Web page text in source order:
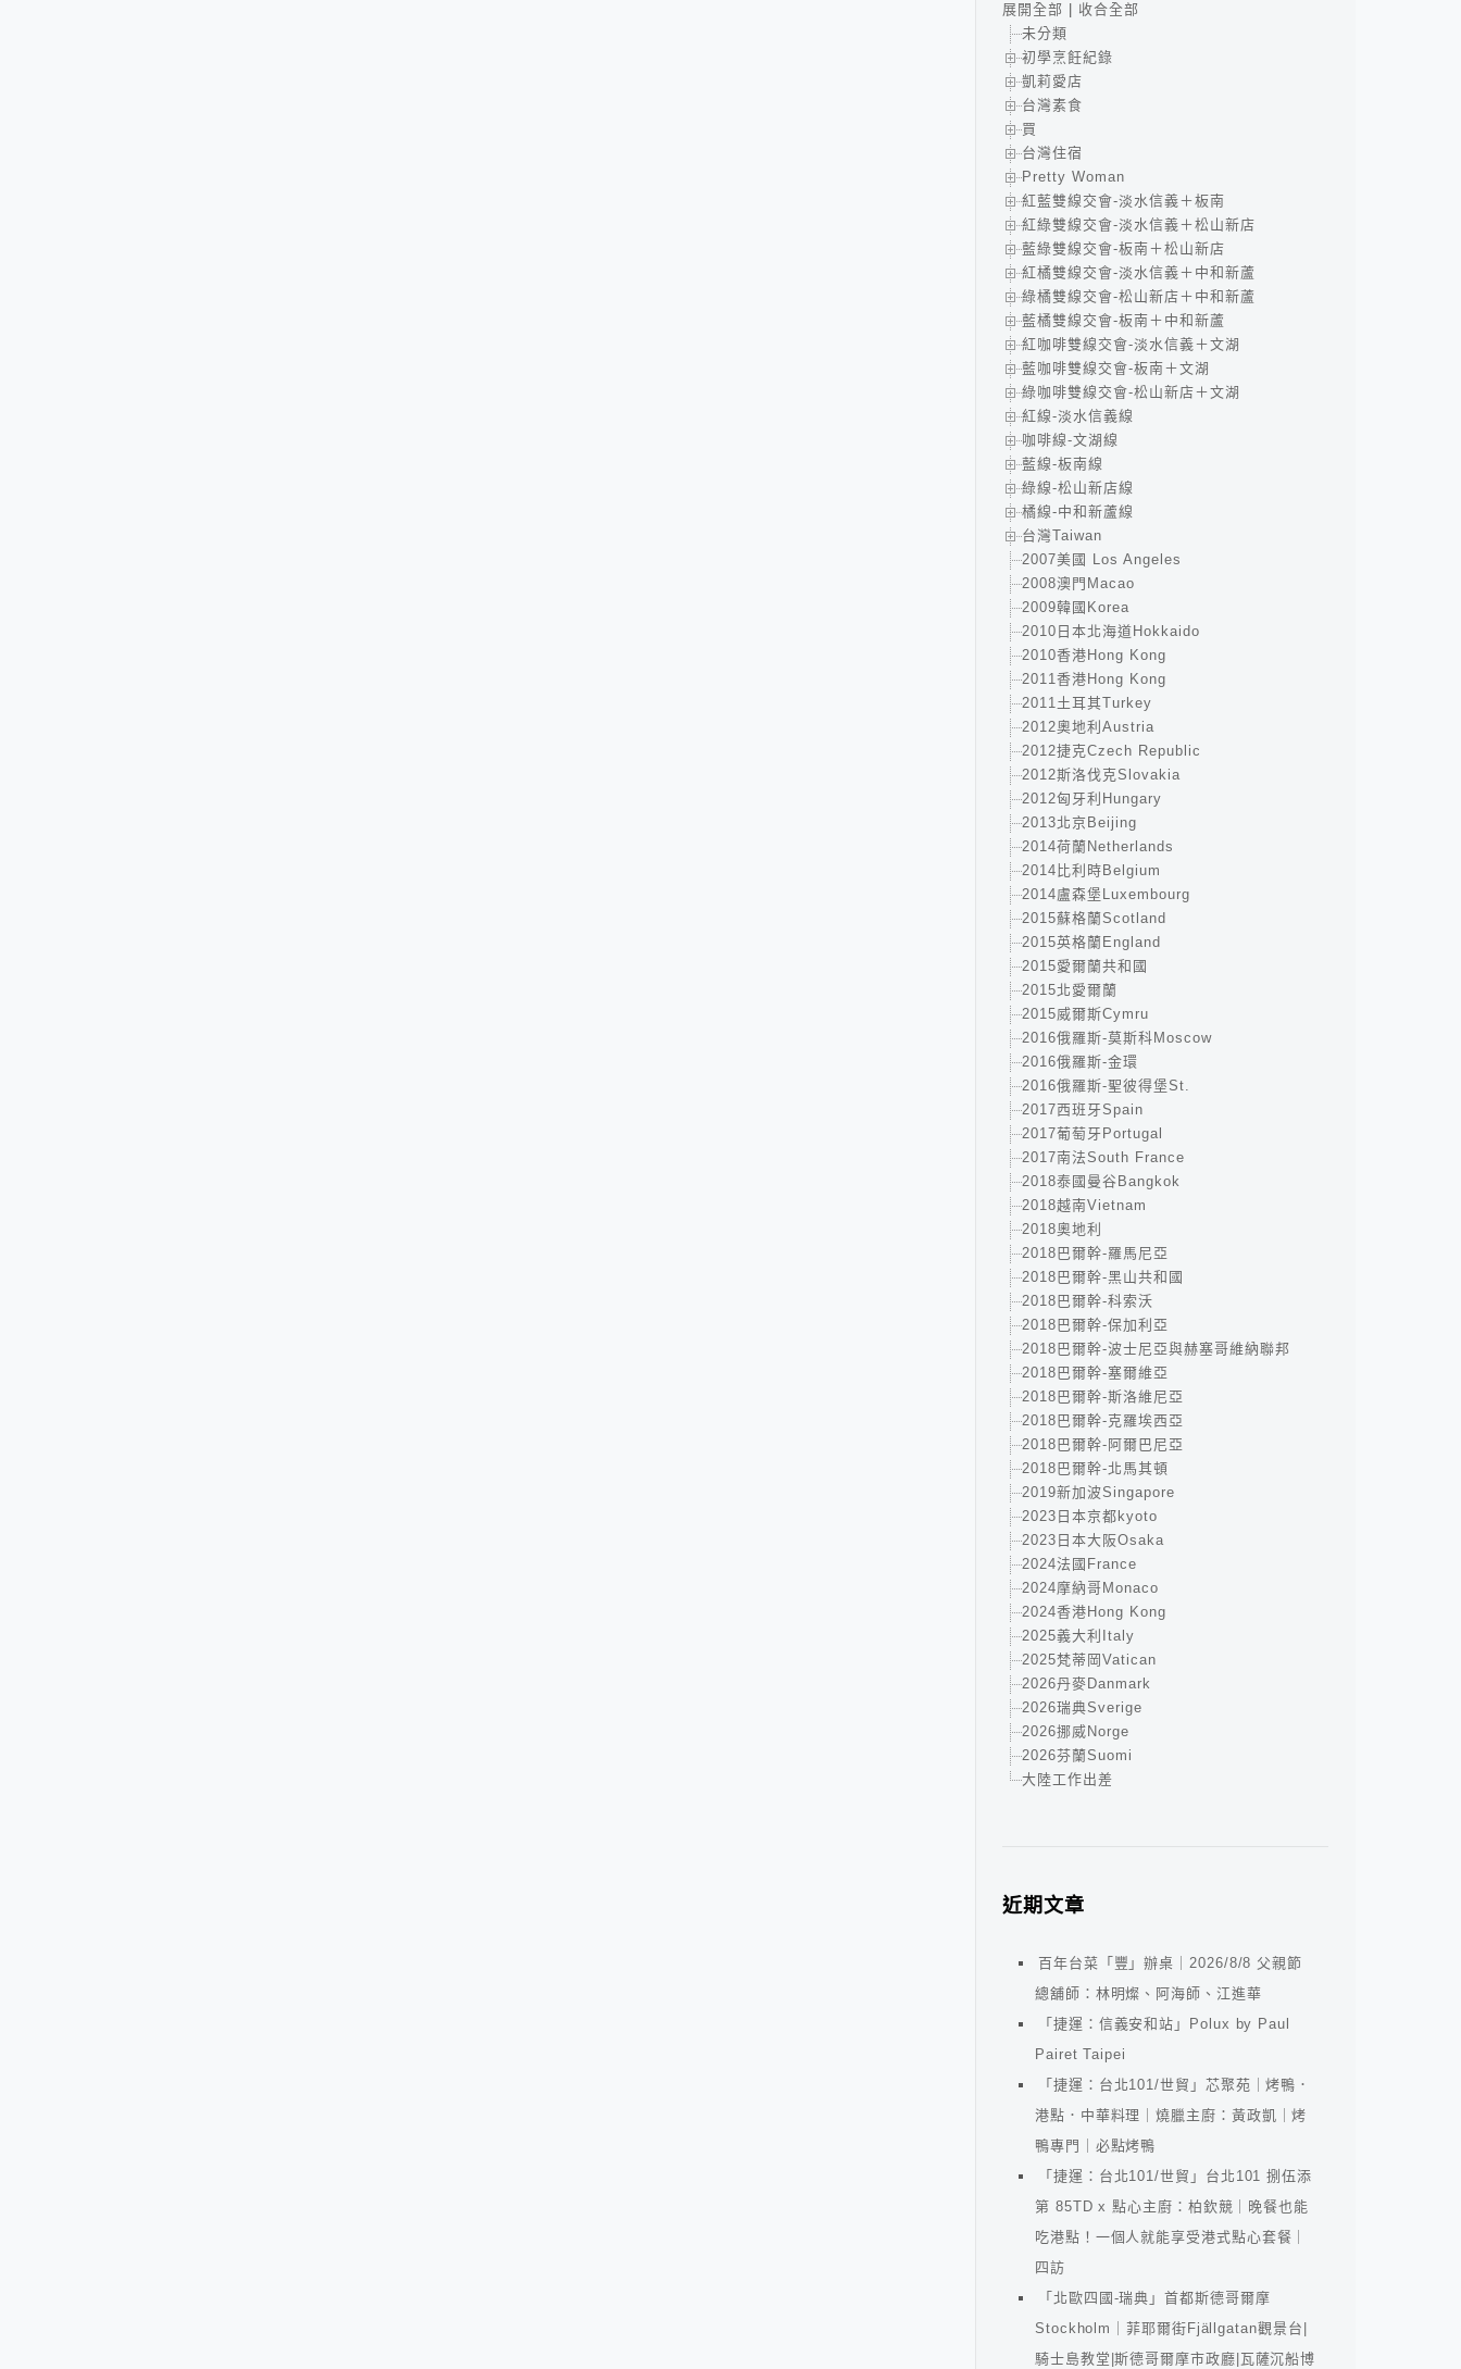
展開全部
收合全部
未分類
初學烹飪紀錄
凱莉愛店
台灣素食
買
台灣住宿
Pretty Woman
紅藍雙線交會-淡水信義＋板南
紅綠雙線交會-淡水信義＋松山新店
藍綠雙線交會-板南＋松山新店
紅橘雙線交會-淡水信義＋中和新蘆
綠橘雙線交會-松山新店＋中和新蘆
藍橘雙線交會-板南＋中和新蘆
紅咖啡雙線交會-淡水信義＋文湖
藍咖啡雙線交會-板南＋文湖
綠咖啡雙線交會-松山新店＋文湖
紅線-淡水信義線
咖啡線-文湖線
藍線-板南線
綠線-松山新店線
橘線-中和新蘆線
台灣Taiwan
2007美國 Los Angeles
2008澳門Macao
2009韓國Korea
2010日本北海道Hokkaido
2010香港Hong Kong
2011香港Hong Kong
2011土耳其Turkey
2012奧地利Austria
2012捷克Czech Republic
2012斯洛伐克Slovakia
2012匈牙利Hungary
2013北京Beijing
2014荷蘭Netherlands
2014比利時Belgium
2014盧森堡Luxembourg
2015蘇格蘭Scotland
2015英格蘭England
2015愛爾蘭共和國
2015北愛爾蘭
2015威爾斯Cymru
2016俄羅斯-莫斯科Moscow
2016俄羅斯-金環
2016俄羅斯-聖彼得堡St.
2017西班牙Spain
2017葡萄牙Portugal
2017南法South France
2018泰國曼谷Bangkok
2018越南Vietnam
2018奧地利
2018巴爾幹-羅馬尼亞
2018巴爾幹-黑山共和國
2018巴爾幹-科索沃
2018巴爾幹-保加利亞
2018巴爾幹-波士尼亞與赫塞哥維納聯邦
2018巴爾幹-塞爾維亞
2018巴爾幹-斯洛維尼亞
2018巴爾幹-克羅埃西亞
2018巴爾幹-阿爾巴尼亞
2018巴爾幹-北馬其頓
2019新加波Singapore
2023日本京都kyoto
2023日本大阪Osaka
2024法國France
2024摩納哥Monaco
2024香港Hong Kong
2025義大利Italy
2025梵蒂岡Vatican
2026丹麥Danmark
2026瑞典Sverige
2026挪威Norge
2026芬蘭Suomi
大陸工作出差
近期文章
百年台菜「豐」辦桌｜2026/8/8 父親節
總舖師：林明燦、阿海師、江進華
「捷運：信義安和站」Polux by Paul
Pairet Taipei
「捷運：台北101/世貿」芯聚苑｜烤鴨．
港點．中華料理｜燒臘主廚：黃政凱｜烤
鴨專門｜必點烤鴨
「捷運：台北101/世貿」台北101 捌伍添
第 85TD x 點心主廚：柏欽競｜晚餐也能
吃港點！一個人就能享受港式點心套餐｜
四訪
「北歐四國-瑞典」首都斯德哥爾摩
Stockholm｜菲耶爾街Fjällgatan觀景台|
騎士島教堂|斯德哥爾摩市政廳|瓦薩沉船博